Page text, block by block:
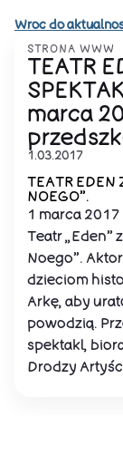
Wroc do
STRONA WWW
TEATR
marca
1.03.2017
TEATR EDEN
NOEGO”.
1 marca
Teatr „Eden”
Noego”.
dzieciom
Arkę, aby
powodzią.
spektakl,
Drodzy